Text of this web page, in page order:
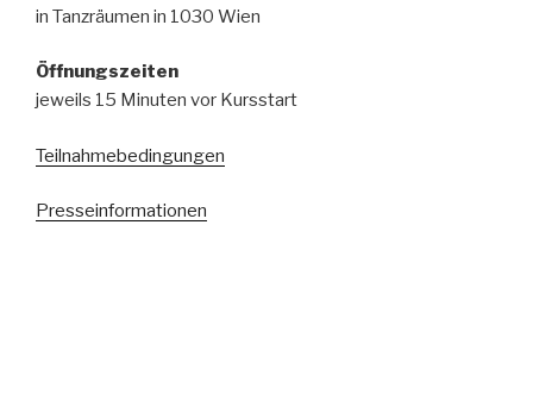
in Tanzräumen in 1030 Wien
Öffnungszeiten
jeweils 15 Minuten vor Kursstart
Teilnahmebedingungen
Presseinformationen